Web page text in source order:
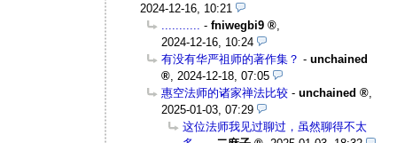
2024-12-16, 10:21
........... - fniwegbi9
,
2024-12-16, 10:24
有没有华严祖师的著作集？ - unchained
, 2024-12-18, 07:05
惠空法师的诸家禅法比较 - unchained
,
2025-01-03, 07:29
这位法师我见过聊过，虽然聊得不太